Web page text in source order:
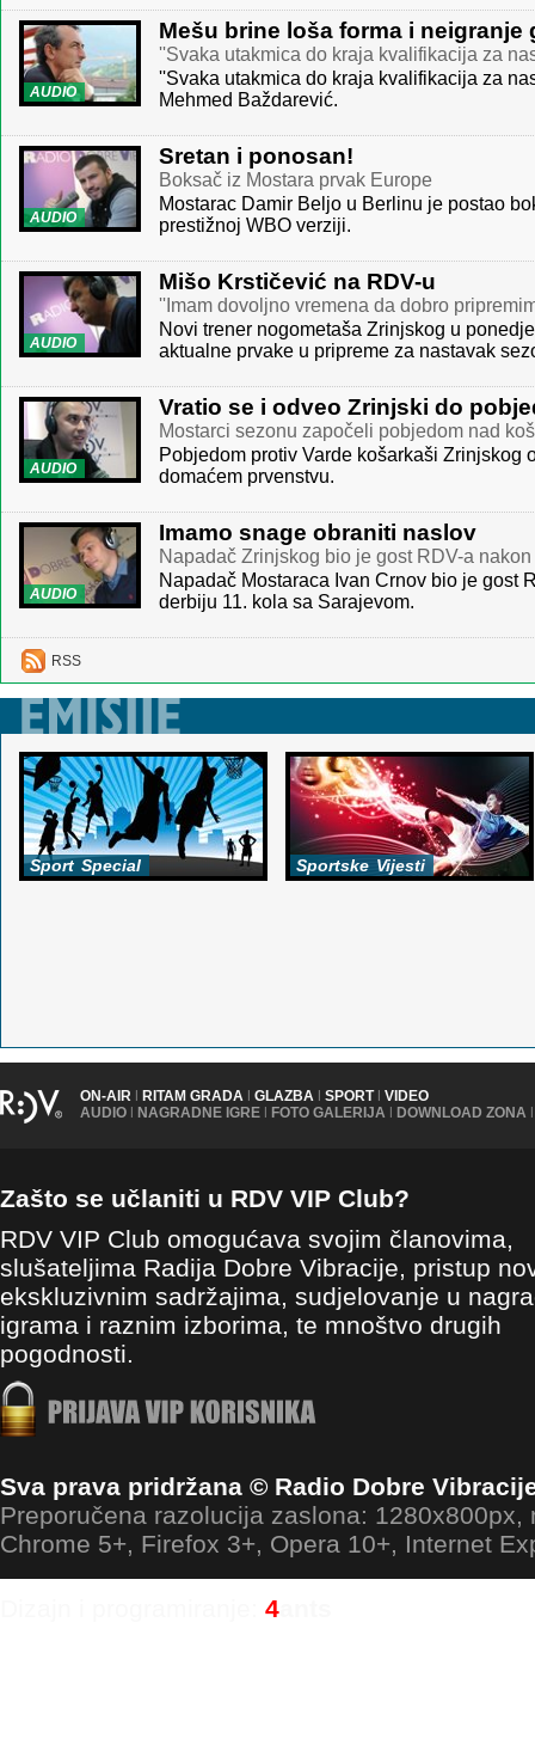
AUDIO
Mešu brine loša forma i neigranje
''Svaka utakmica do kraja kvalifikacija za
''Svaka utakmica do kraja kvalifikacija za
Mehmed Baždarević.
AUDIO
Sretan i ponosan!
Boksač iz Mostara prvak Europe
Mostarac Damir Beljo u Berlinu je postao
prestižnoj WBO verziji.
AUDIO
Mišo Krstičević na RDV-u
''Imam dovoljno vremena da dobro
Novi trener nogometaša Zrinjskog u
aktualne prvake u pripreme za nastavak
AUDIO
Vratio se i odveo Zrinjski do
Mostarci sezonu započeli pobjedom nad
Pobjedom protiv Varde košarkaši Zrinjskog
domaćem prvenstvu.
AUDIO
Imamo snage obraniti naslov
Napadač Zrinjskog bio je gost RDV-a
Napadač Mostaraca Ivan Crnov bio je gost
derbiju 11. kola sa Sarajevom.
RSS
Sport Special Sportske Vijesti
ON-AIR | RITAM GRADA | GLAZBA | SPORT | VIDEO
AUDIO | NAGRADNE IGRE | FOTO GALERIJA | DOWNLOAD ZONA |
Zašto se učlaniti u RDV VIP Club?
RDV VIP Club omogućava svojim članovima,
slušateljima Radija Dobre Vibracije, pristup
ekskluzivnim sadržajima, sudjelovanje u
igrama i raznim izborima, te mnoštvo drugih
pogodnosti.
Sva prava pridržana © Radio Dobre
Preporučena razolucija zaslona: 1280x800px,
Chrome 5+, Firefox 3+, Opera 10+, Internet
4